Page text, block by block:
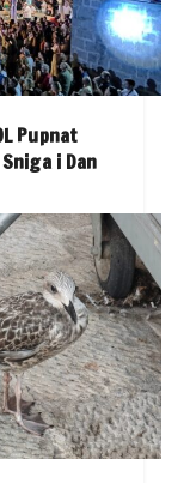
Pupnat
i Dan